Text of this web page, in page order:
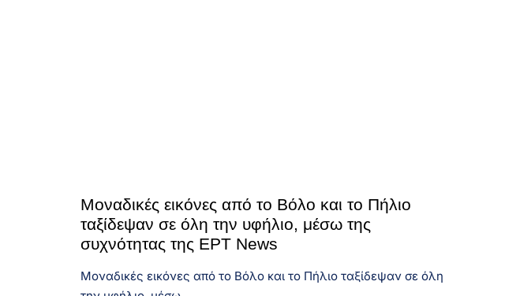
Μοναδικές εικόνες από το Βόλο και το Πήλιο
ταξίδεψαν σε όλη την υφήλιο, μέσω της
συχνότητας της ΕΡΤ News
Μοναδικές εικόνες από το Βόλο και το Πήλιο ταξίδεψαν σε όλη